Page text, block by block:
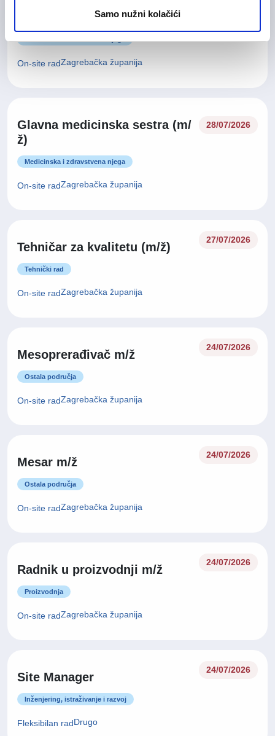
Samo nužni kolačići
Medicinska sestra (m/ž)
On-site radZagrebačka županija
Glavna medicinska sestra (m/
ž)
28/07/2026
Medicinska i zdravstvena njega
On-site radZagrebačka županija
Tehničar za kvalitetu (m/ž)
27/07/2026
Tehnički rad
On-site radZagrebačka županija
Mesoprerađivač m/ž
24/07/2026
Ostala područja
On-site radZagrebačka županija
Mesar m/ž
24/07/2026
Ostala područja
On-site radZagrebačka županija
Radnik u proizvodnji m/ž
24/07/2026
Proizvodnja
On-site radZagrebačka županija
Site Manager
24/07/2026
Inženjering, istraživanje i razvoj
Fleksibilan radDrugo